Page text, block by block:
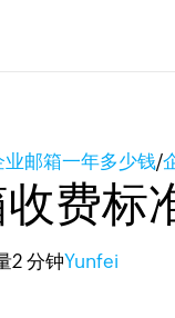
业邮箱一年多少钱/
费标
2 分钟Yunfei